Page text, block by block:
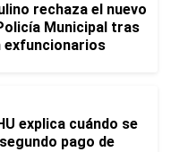
rechaza el nuevo
Municipal tras
exfuncionarios
explica cuándo se
pago de